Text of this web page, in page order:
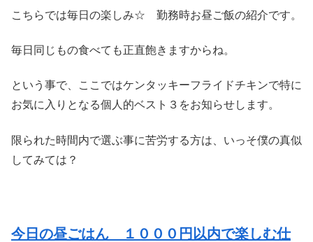
こちらでは毎日の楽しみ☆ 勤務時お昼ご飯の紹介です。
毎日同じもの食べても正直飽きますからね。
という事で、ここではケンタッキーフライドチキンで特に
お気に入りとなる個人的ベスト３をお知らせします。
限られた時間内で選ぶ事に苦労する方は、いっそ僕の真似
してみては？
今日の昼ごはん １０００円以内で楽しむ仕